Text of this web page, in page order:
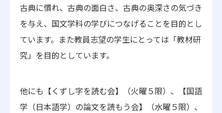
古典に慣れ、古典の面白さ、古典の奥深さの気づき
を与え、国文学科の学びにつなげることを目的とし
ています。また教員志望の学生にとっては「教材研
究」を目的としています。
他にも【くずし字を読む会】（火曜５限）、【国語
学（日本語学）の論文を読もう会】（水曜５限）、